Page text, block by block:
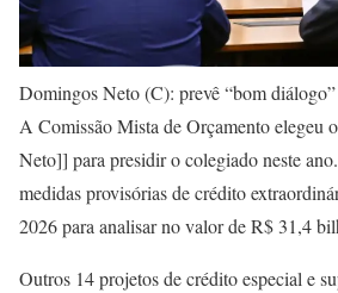
Domingos Neto (C): prevê “bom diálogo”
A Comissão Mista de Orçamentoelegeu
Neto]] para presidir o colegiado neste
medidas provisórias de crédito
2026 para analisar no valor de R$ 31,4
Outros 14 projetos de crédito especial e